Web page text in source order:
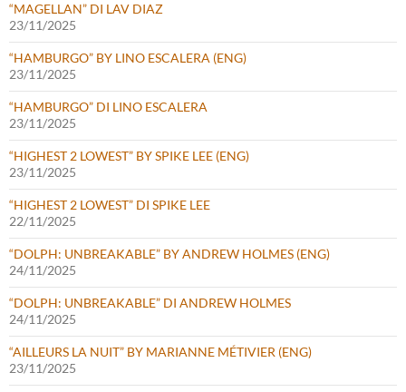
“MAGELLAN” DI LAV DIAZ
23/11/2025
“HAMBURGO” BY LINO ESCALERA (ENG)
23/11/2025
“HAMBURGO” DI LINO ESCALERA
23/11/2025
“HIGHEST 2 LOWEST” BY SPIKE LEE (ENG)
23/11/2025
“HIGHEST 2 LOWEST” DI SPIKE LEE
22/11/2025
“DOLPH: UNBREAKABLE” BY ANDREW HOLMES (ENG)
24/11/2025
“DOLPH: UNBREAKABLE” DI ANDREW HOLMES
24/11/2025
“AILLEURS LA NUIT” BY MARIANNE MÉTIVIER (ENG)
23/11/2025